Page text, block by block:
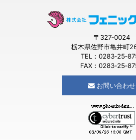
〒327‐0024
栃木県佐野市亀井町
TEL：
FAX：
お問い合わせ